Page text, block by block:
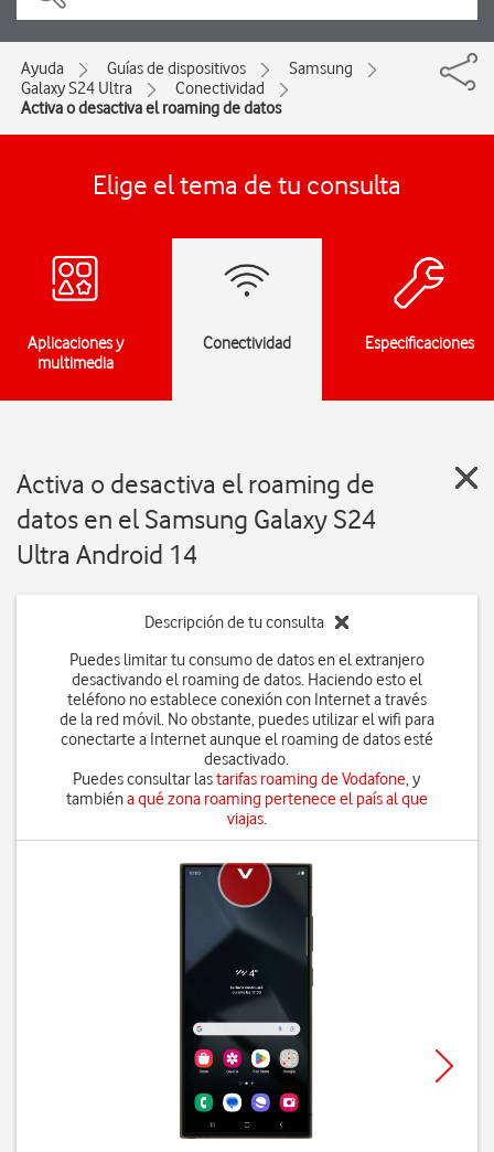
Ayuda Guías de dispositivos
Samsung
Galaxy S24 Ultra
Conectividad
Activa o desactiva el roaming de datos
Elige el tema de tu consulta
Aplicaciones y
multimedia
Conectividad Especificaciones
Activa o desactiva el roaming de
datos en el Samsung Galaxy S24
Ultra Android 14
Descripción de tu consulta
Puedes limitar tu consumo de datos en el extranjero
desactivando el roaming de datos. Haciendo esto el
teléfono no establece conexión con Internet a través
de la red móvil. No obstante, puedes utilizar el wifi para
conectarte a Internet aunque el roaming de datos esté
desactivado.
Puedes consultar lastarifas roaming de Vodafone, y
tambiéna qué zona roaming pertenece el país al que
viajas.